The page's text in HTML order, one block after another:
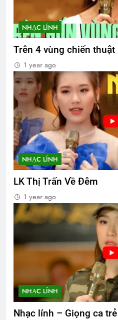
NHẠC LÍNH
Trên 4 vùng chiến thuật
1 year ago
NHẠC LÍNH
LK Thị Trấn Về Đêm
1 year ago
NHẠC LÍNH
Nhạc lính – Giọng ca trẻ